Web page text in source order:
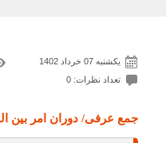
یکشنبه 07 خرداد 1402
تعداد نظرات: 0
جمع عرفی/ دوران امر بین